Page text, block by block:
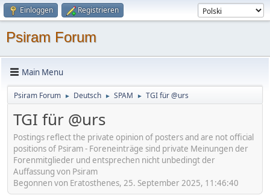
Einloggen Registrieren
Psiram Forum
Main Menu
Psiram Forum ► Deutsch ► SPAM ► TGI für @urs
TGI für @urs
Postings reflect the private opinion of posters and are not official
positions of Psiram - Foreneinträge sind private Meinungen der
Forenmitglieder und entsprechen nicht unbedingt der
Auffassung von Psiram
Begonnen von Eratosthenes, 25. September 2025, 11:46:40